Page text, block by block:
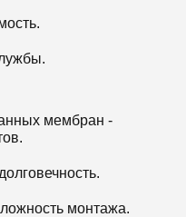
мембран -
монтажа.